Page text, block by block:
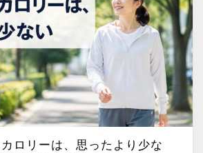
ロリーは、思ったより少な